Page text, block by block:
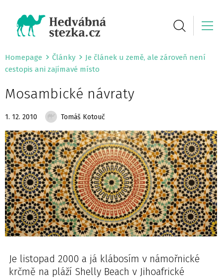
Homepage Články
Je článek u země, ale zároveň není
cestopis ani zajímavé místo
Mosambické návraty
1. 12. 2010 Tomáš Kotouč
Je listopad 2000 a já klábosím v námořnické
krčmě na pláží Shelly Beach v Jihoafrické